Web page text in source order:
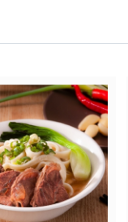
凍保存 -18°C以下